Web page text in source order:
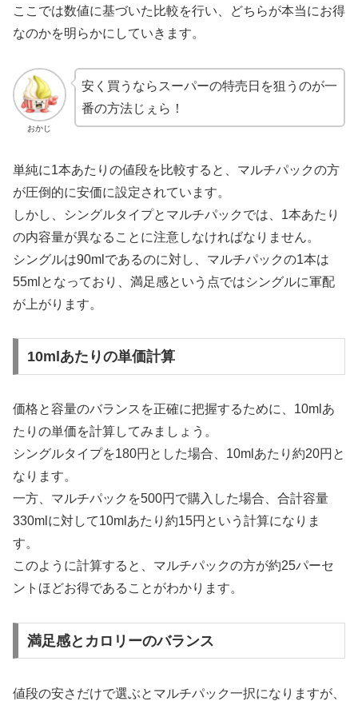
ここでは数値に基づいた比較を行い、どちらが本当にお得
なのかを明らかにしていきます。
おかじ
安く買うならスーパーの特売日を狙うのが一
番の方法じぇら！
単純に1本あたりの値段を比較すると、マルチパックの方
が圧倒的に安価に設定されています。
しかし、シングルタイプとマルチパックでは、1本あたり
の内容量が異なることに注意しなければなりません。
シングルは90mlであるのに対し、マルチパックの1本は
55mlとなっており、満足感という点ではシングルに軍配
が上がります。
10mlあたりの単価計算
価格と容量のバランスを正確に把握するために、10mlあ
たりの単価を計算してみましょう。
シングルタイプを180円とした場合、10mlあたり約20円と
なります。
一方、マルチパックを500円で購入した場合、合計容量
330mlに対して10mlあたり約15円という計算になりま
す。
このように計算すると、マルチパックの方が約25パーセ
ントほどお得であることがわかります。
満足感とカロリーのバランス
値段の安さだけで選ぶとマルチパック一択になりますが、